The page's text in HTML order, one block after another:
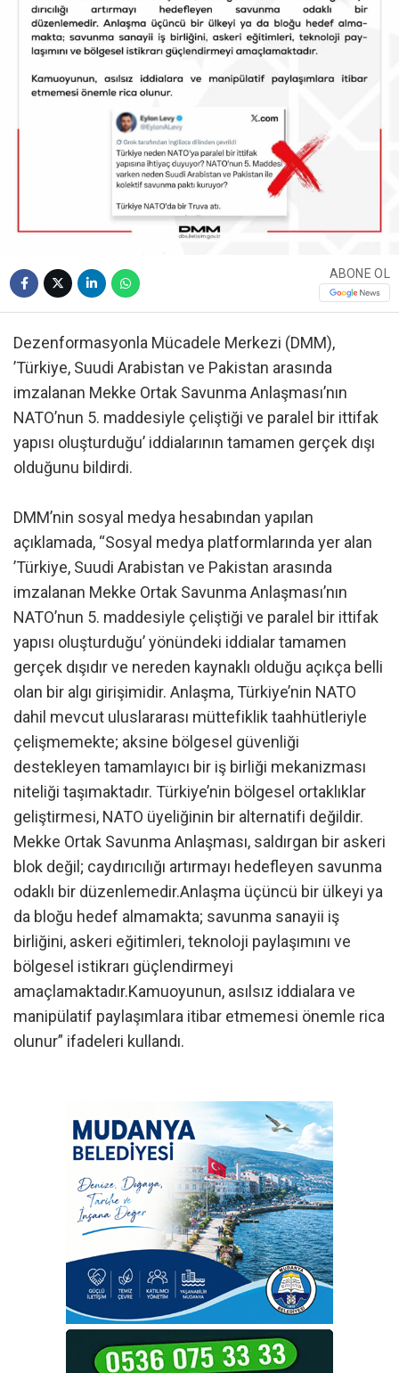
ABONE OL
Dezenformasyonla Mücadele Merkezi (DMM),
’Türkiye, Suudi Arabistan ve Pakistan arasında
imzalanan Mekke Ortak Savunma Anlaşması’nın
NATO’nun 5. maddesiyle çeliştiği ve paralel bir ittifak
yapısı oluşturduğu’ iddialarının tamamen gerçek dışı
olduğunu bildirdi.
DMM’nin sosyal medya hesabından yapılan
açıklamada, “Sosyal medya platformlarında yer alan
’Türkiye, Suudi Arabistan ve Pakistan arasında
imzalanan Mekke Ortak Savunma Anlaşması’nın
NATO’nun 5. maddesiyle çeliştiği ve paralel bir ittifak
yapısı oluşturduğu’ yönündeki iddialar tamamen
gerçek dışıdır ve nereden kaynaklı olduğu açıkça belli
olan bir algı girişimidir. Anlaşma, Türkiye’nin NATO
dahil mevcut uluslararası müttefiklik taahhütleriyle
çelişmemekte; aksine bölgesel güvenliği
destekleyen tamamlayıcı bir iş birliği mekanizması
niteliği taşımaktadır. Türkiye’nin bölgesel ortaklıklar
geliştirmesi, NATO üyeliğinin bir alternatifi değildir.
Mekke Ortak Savunma Anlaşması, saldırgan bir askeri
blok değil; caydırıcılığı artırmayı hedefleyen savunma
odaklı bir düzenlemedir.Anlaşma üçüncü bir ülkeyi ya
da bloğu hedef almamakta; savunma sanayii iş
birliğini, askeri eğitimleri, teknoloji paylaşımını ve
bölgesel istikrarı güçlendirmeyi
amaçlamaktadır.Kamuoyunun, asılsız iddialara ve
manipülatif paylaşımlara itibar etmemesi önemle rica
olunur” ifadeleri kullandı.